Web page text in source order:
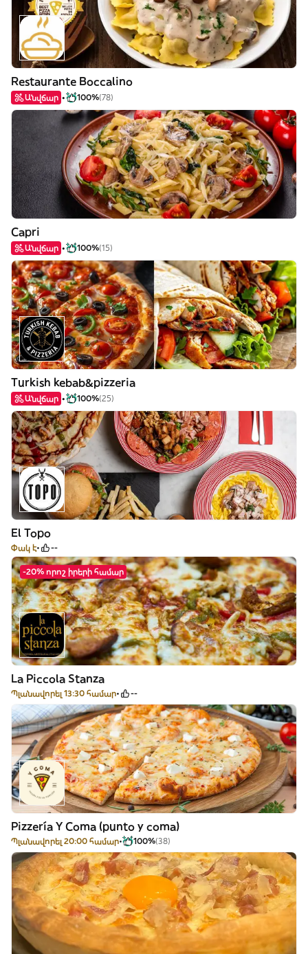
Restaurante Boccalino
Անվճար 100%(78)
Capri
Անվճար 100%(15)
Turkish kebab&pizzeria
Անվճար 100%(25)
El Topo
Փակ է --
-20% որոշ իրերի համար
La Piccola Stanza
Պլանավորել 13:30 համար --
Pizzería Y Coma (punto y coma)
Պլանավորել 20:00 համար 100%(38)